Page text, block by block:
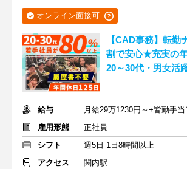
オンライン面接可
【CAD事務】転勤
割で安心★充実の年
20～30代・男女活
給与
月給29万1230円～+皆勤手当
雇用形態
正社員
シフト
週5日 1日8時間以上
アクセス
関内駅